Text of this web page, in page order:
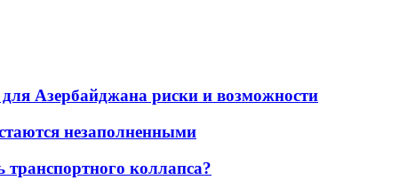
Азербайджана риски и возможности
незаполненными
коллапса?